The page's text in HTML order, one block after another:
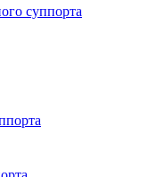
суппорта